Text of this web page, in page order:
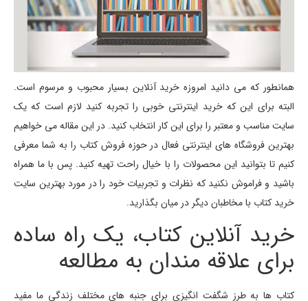
همانطور که می دانید امروزه خرید آنلاین بسیار محبوب و مرسوم است.
البته برای این که خرید اینترنتی خوبی را تجربه کنید لازم است که یک
سایت مناسب و معتبر را برای این کار انتخاب کنید. در این مقاله می خواهیم
بهترین فروشگاه های اینترنتی فعال در حوزه فروش کتاب را به شما معرفی
کنیم تا بتوانید این محصولات را با خیال راحت تهیه کنید. پس با ما همراه
باشید و فراموش نکنید که نظرات و تجربیات خود را در مورد بهترین سایت
خرید کتاب با مخاطبان دیگر در میان بگذارید.
خرید آنلاین کتاب، یک راه ساده
برای علاقه مندان به مطالعه
کتاب ها به طرز شگفت انگیزی برای جنبه های مختلف زندگی ما مفید